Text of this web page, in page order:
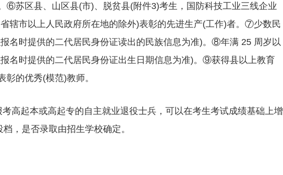
⑥苏区县、山区县(市)、脱贫县(附件3)考生，国防科技工业三线企业
辖市以上人民政府所在地的除外)表彰的先进生产(工作)者。⑦少数民
名时提供的二代居民身份证读出的民族信息为准)。⑧年满 25 周岁以
名时提供的二代居民身份证出生日期信息为准)。⑨获得县以上教育
彰的优秀(模范)教师。
起本或高起专的自主就业退役士兵，可以在考生考试成绩基础上增
档，是否录取由招生学校确定。